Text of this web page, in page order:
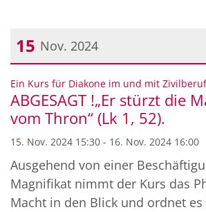
15 Nov. 2024
Datum: 15. November 2024
Ein Kurs für Diakone im und mit Zivilberuf
ABGESAGT !„Er stürzt die
vom Thron“ (Lk 1, 52).
15. Nov. 2024 15:30 - 16. Nov. 2024 16:00
Ausgehend von einer
Magnifikat nimmt der Kurs das
Macht in den Blick und ordnet